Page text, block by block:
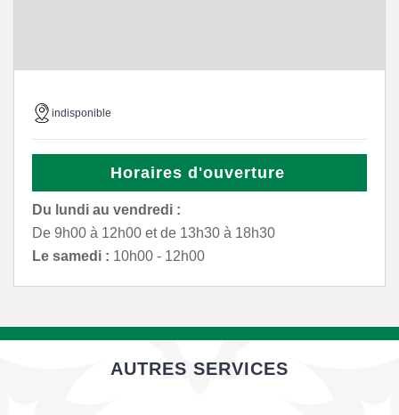
indisponible
Horaires d'ouverture
Du lundi au vendredi :
De 9h00 à 12h00 et de 13h30 à 18h30
Le samedi : 10h00 - 12h00
AUTRES SERVICES